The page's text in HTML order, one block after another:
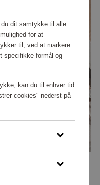
dit samtykke til alle
for at
til, ved at markere
specifikke formål og
kan du til enhver tid
cookies" nederst på